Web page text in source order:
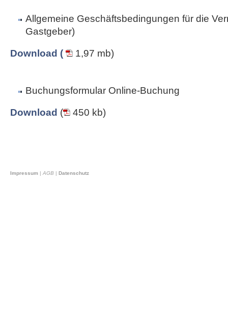
Allgemeine Geschäftsbedingungen für die
Gastgeber)
Download ( 1,97 mb)
Buchungsformular Online-Buchung
Download ( 450 kb)
Impressum | AGB | Datenschutz